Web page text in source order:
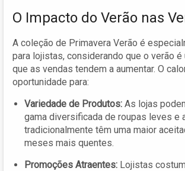
O Impacto do Verão nas
A coleção de Primavera Verão é
para lojistas, considerando que o verão é
que as vendas tendem a aumentar. O
oportunidade para:
Variedade de Produtos: As lojas
gama diversificada de roupas leves e
tradicionalmente têm uma maior
meses mais quentes.
Promoções Atraentes: Lojistas